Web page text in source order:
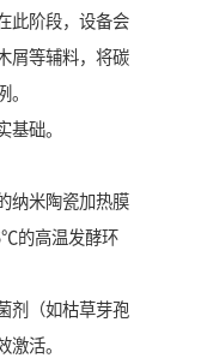
此阶段，设备会
屑等辅料，将碳
础。
纳米陶瓷加热膜
的高温发酵环
剂（如枯草芽孢
活。